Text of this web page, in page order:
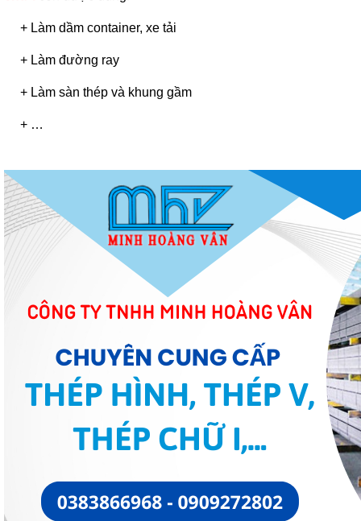
+ Làm dầm container, xe tải
+ Làm đường ray
+ Làm sàn thép và khung gầm
+ …